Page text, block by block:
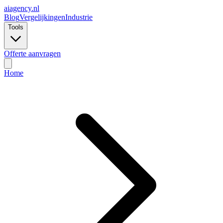
aiagency.nl
BlogVergelijkingenIndustrie
Tools
Offerte aanvragen
Home